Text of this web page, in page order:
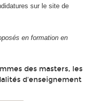
sur le site de
en formation en
des masters, les
d'enseignement